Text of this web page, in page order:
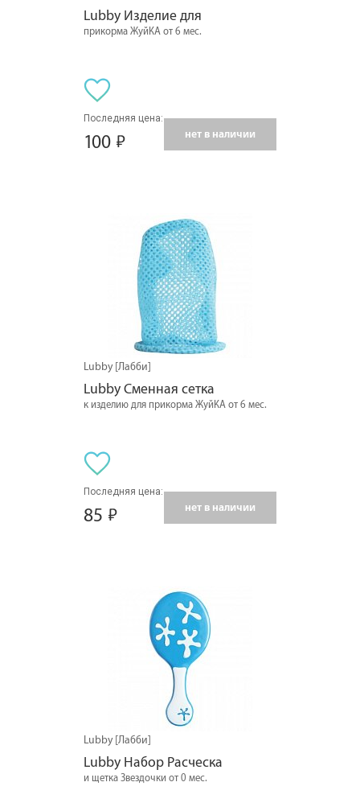
Lubby Изделие для
прикорма ЖуйКА от 6 мес.
Последняя цена:
100 нет в наличии
Lubby [Лабби]
Lubby Сменная сетка
к изделию для прикорма ЖуйКА от 6 мес.
Последняя цена:
85 нет в наличии
Lubby [Лабби]
Lubby Набор Расческа
и щетка Звездочки от 0 мес.